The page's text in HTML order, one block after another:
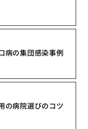
病の集団感染事例
の病院選びのコツ